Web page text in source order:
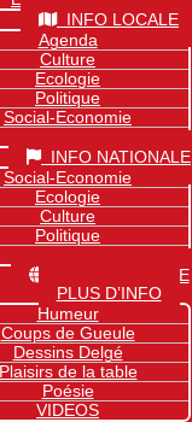
INFO LOCALE
Agenda
Culture
Ecologie
Politique
Social-Economie
INFO NATIONALE
Social-Economie
Ecologie
Culture
Politique
INFO MONDIALE
PLUS D’INFO
Humeur
Coups de Gueule
Dessins Delgé
Plaisirs de la table
Poésie
VIDEOS